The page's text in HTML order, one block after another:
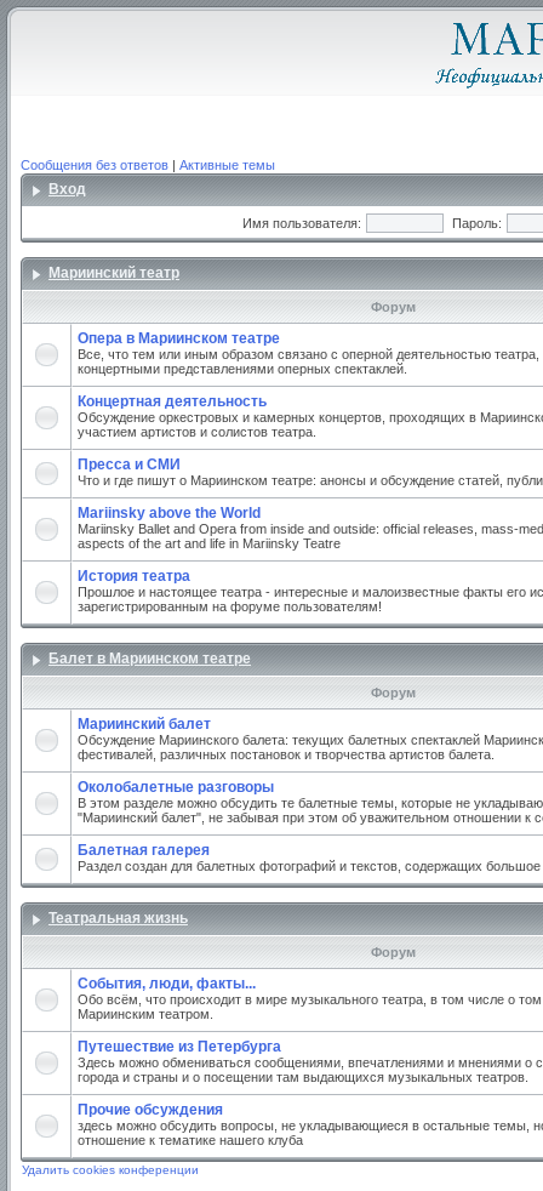
Сообщения без ответов | Активные темы
Вход
Имя пользователя: Пароль:
Мариинский театр
Форум
Опера в Мариинском театре
Все, что тем или иным образом связано с оперной деятельностью
концертными представлениями оперных спектаклей.
Концертная деятельность
Обсуждение оркестровых и камерных концертов, проходящих в
участием артистов и солистов театра.
Пресса и СМИ
Что и где пишут о Мариинском театре: анонсы и обсуждение статей,
Mariinsky above the World
Mariinsky Ballet and Opera from inside and outside: official releases, mass-
aspects of the art and life in Mariinsky Teatre
История театра
Прошлое и настоящее театра - интересные и малоизвестные факты его
зарегистрированным на форуме пользователям!
Балет в Мариинском театре
Форум
Мариинский балет
Обсуждение Мариинского балета: текущих балетных спектаклей
фестивалей, различных постановок и творчества артистов балета.
Околобалетные разговоры
В этом разделе можно обсудить те балетные темы, которые не
"Мариинский балет", не забывая при этом об уважительном отношении к
Балетная галерея
Раздел создан для балетных фотографий и текстов, содержащих
Театральная жизнь
Форум
События, люди, факты...
Обо всём, что происходит в мире музыкального театра, в том числе о
Мариинским театром.
Путешествие из Петербурга
Здесь можно обмениваться сообщениями, впечатлениями и мнениями о
города и страны и о посещении там выдающихся музыкальных театров.
Прочие обсуждения
здесь можно обсудить вопросы, не укладывающиеся в остальные темы,
отношение к тематике нашего клуба
Удалить cookies конференции